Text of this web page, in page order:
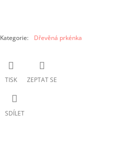
Kategorie: Dřevěná prkénka
TISK ZEPTAT SE
SDÍLET